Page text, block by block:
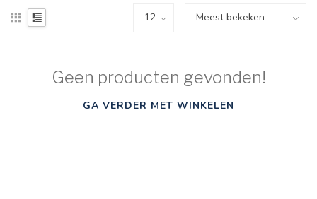
Geen producten gevonden!
GA VERDER MET WINKELEN